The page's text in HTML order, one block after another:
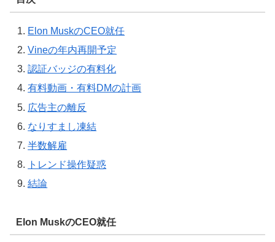
Elon MuskのCEO就任
Vineの年内再開予定
認証バッジの有料化
有料動画・有料DMの計画
広告主の離反
なりすまし凍結
半数解雇
トレンド操作疑惑
結論
Elon MuskのCEO就任